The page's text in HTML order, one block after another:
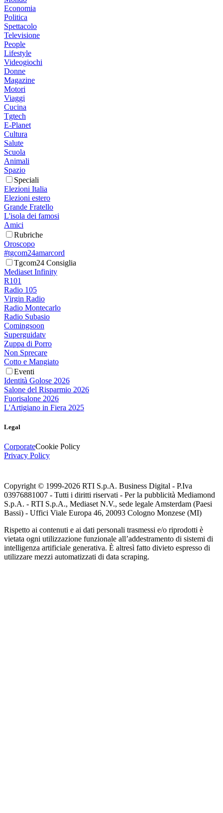
Economia
Politica
Spettacolo
Televisione
People
Lifestyle
Videogiochi
Donne
Magazine
Motori
Viaggi
Cucina
Tgtech
E-Planet
Cultura
Salute
Scuola
Animali
Spazio
Speciali
Elezioni Italia
Elezioni estero
Grande Fratello
L'isola dei famosi
Amici
Rubriche
Oroscopo
#tgcom24amarcord
Tgcom24 Consiglia
Mediaset Infinity
R101
Radio 105
Virgin Radio
Radio Montecarlo
Radio Subasio
Comingsoon
Superguidatv
Zuppa di Porro
Non Sprecare
Cotto e Mangiato
Eventi
Identità Golose 2026
Salone del Risparmio 2026
Fuorisalone 2026
L'Artigiano in Fiera 2025
Legal
CorporateCookie Policy
Privacy Policy
Copyright © 1999-2026 RTI S.p.A. Business Digital - P.Iva
03976881007 - Tutti i diritti riservati - Per la pubblicità Mediamond
S.p.A. - RTI S.p.A., Mediaset N.V., sede legale Amsterdam (Paesi
Bassi) - Uffici Viale Europa 46, 20093 Cologno Monzese (MI)
Rispetto ai contenuti e ai dati personali trasmessi e/o riprodotti è
vietata ogni utilizzazione funzionale all’addestramento di sistemi di
intelligenza artificiale generativa. È altresì fatto divieto espresso di
utilizzare mezzi automatizzati di data scraping.